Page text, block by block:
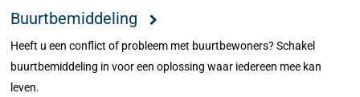
Buurtbemiddeling
Heeft u een conflict of probleem met buurtbewoners? Schakel
buurtbemiddeling in voor een oplossing waar iedereen mee kan
leven.